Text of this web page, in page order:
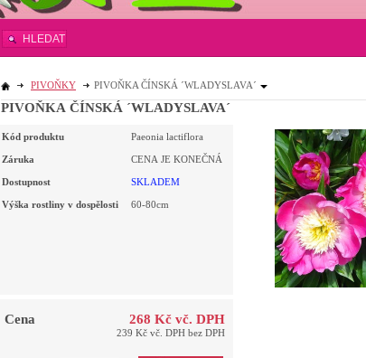
PIVOŇKY PIVOŇKA ČÍNSKÁ ´WLADYSLAVA´
PIVOŇKA ČÍNSKÁ ´WLADYSLAVA´
Kód produktu Paeonia lactiflora
Záruka CENA JE KONEČNÁ
Dostupnost SKLADEM
Výška rostliny v dospělosti 60-80cm
Cena 268 Kč vč. DPH
239 Kč vč. DPH bez DPH
HLEDAT